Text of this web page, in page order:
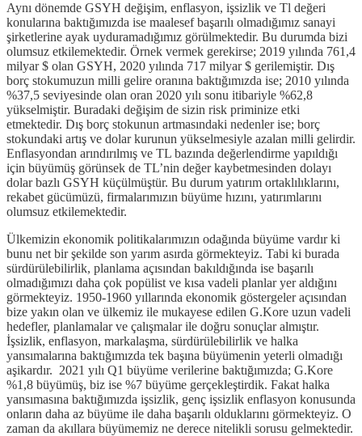
Aynı dönemde GSYH değişim, enflasyon, işsizlik ve Tl değeri
konularına baktığımızda ise maalesef başarılı olmadığımız sanayi
şirketlerine ayak uyduramadığımız görülmektedir. Bu durumda bizi
olumsuz etkilemektedir. Örnek vermek gerekirse; 2019 yılında 761,4
milyar $ olan GSYH, 2020 yılında 717 milyar $ gerilemiştir. Dış
borç stokumuzun milli gelire oranına baktığımızda ise; 2010 yılında
%37,5 seviyesinde olan oran 2020 yılı sonu itibariyle %62,8
yükselmiştir. Buradaki değişim de sizin risk priminize etki
etmektedir. Dış borç stokunun artmasındaki nedenler ise; borç
stokundaki artış ve dolar kurunun yükselmesiyle azalan milli gelirdir.
Enflasyondan arındırılmış ve TL bazında değerlendirme yapıldığı
için büyümüş görünsek de TL’nin değer kaybetmesinden dolayı
dolar bazlı GSYH küçülmüştür. Bu durum yatırım ortaklılıklarını,
rekabet gücümüzü, firmalarımızın büyüme hızını, yatırımlarını
olumsuz etkilemektedir.
Ülkemizin ekonomik politikalarımızın odağında büyüme vardır ki
bunu net bir şekilde son yarım asırda görmekteyiz. Tabi ki burada
sürdürülebilirlik, planlama açısından bakıldığında ise başarılı
olmadığımızı daha çok popülist ve kısa vadeli planlar yer aldığını
görmekteyiz. 1950-1960 yıllarında ekonomik göstergeler açısından
bize yakın olan ve ülkemiz ile mukayese edilen G.Kore uzun vadeli
hedefler, planlamalar ve çalışmalar ile doğru sonuçlar almıştır.
İşsizlik, enflasyon, markalaşma, sürdürülebilirlik ve halka
yansımalarına baktığımızda tek başına büyümenin yeterli olmadığı
aşikardır. 2021 yılı Q1 büyüme verilerine baktığımızda; G.Kore
%1,8 büyümüş, biz ise %7 büyüme gerçekleştirdik. Fakat halka
yansımasına baktığımızda işsizlik, genç işsizlik enflasyon konusunda
onların daha az büyüme ile daha başarılı olduklarını görmekteyiz. O
zaman da akıllara büyümemiz ne derece nitelikli sorusu gelmektedir.